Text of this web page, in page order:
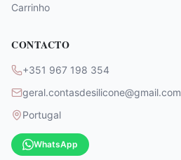
Carrinho
CONTACTO
+351 967 198 354
geral.contasdesilicone@gmail.com
Portugal
WhatsApp